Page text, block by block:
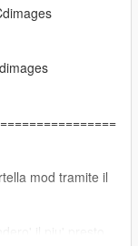
mod tramite il